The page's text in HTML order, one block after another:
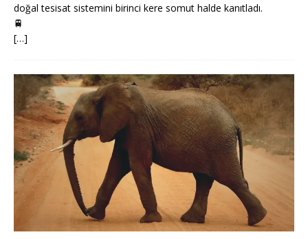
doğal tesisat sistemini birinci kere somut halde kanıtladı.
🚆
[…]